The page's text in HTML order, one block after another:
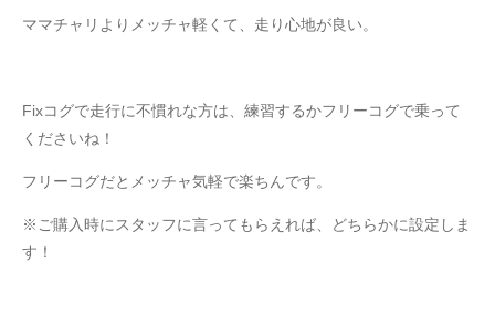
ママチャリよりメッチャ軽くて、走り心地が良い。
Fixコグで走行に不慣れな方は、練習するかフリーコグで乗って
くださいね！
フリーコグだとメッチャ気軽で楽ちんです。
※ご購入時にスタッフに言ってもらえれば、どちらかに設定しま
す！